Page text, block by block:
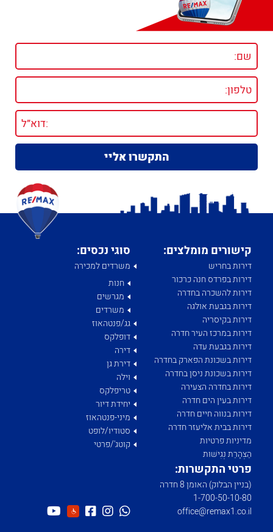
קישורים מומלצים:
דירות בחריש
דירות בפרדס חנה כרכור
דירות להשכרה בחדרה
דירות בגבעת אולגה
דירות בקיסריה
דירות במרכז העיר חדרה
דירות בגבעת עדה
דירות בשכונת הפארק בחדרה
דירות בשכונת ניסן בחדרה
דירות בחדרה הצעירה
דירות בעין הים חדרה
דירות בנווה חיים חדרה
דירות בבית אליעזר חדרה
מדיניות פרטיות
הַצְהָרַת נְגִישׁוּת
סוגי נכסים:
משרדים למכירה
חנות
מגרשים
משרדים
גג/פנטהאוז
דופלקס
דירה
דירת גן
וילה
טריפלקס
יחידת דיור
מיני-פנטהאוז
סטודיו/לופט
קוטג'/פרטי
פרטי התקשרות:
(בניין הבלוק) האומן 8 חדרה
1­-700­-50-­10-­80
office@remax1.co.il